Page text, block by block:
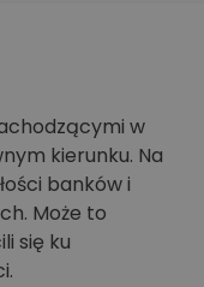
w
kierunku. Na
banków i
Może to
się ku